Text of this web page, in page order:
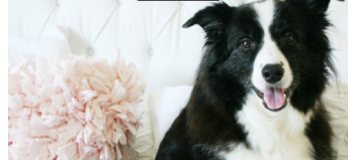
غشاء مخاطي شاحب رائحة الفم الكريهة وجع بطن التبول المفرطالعطش الزائد اقرأ
ايضا: العدوى البكتيرية فى الكلى عند القطط “العلاج الافضل” الاسباب الكامنة خلف